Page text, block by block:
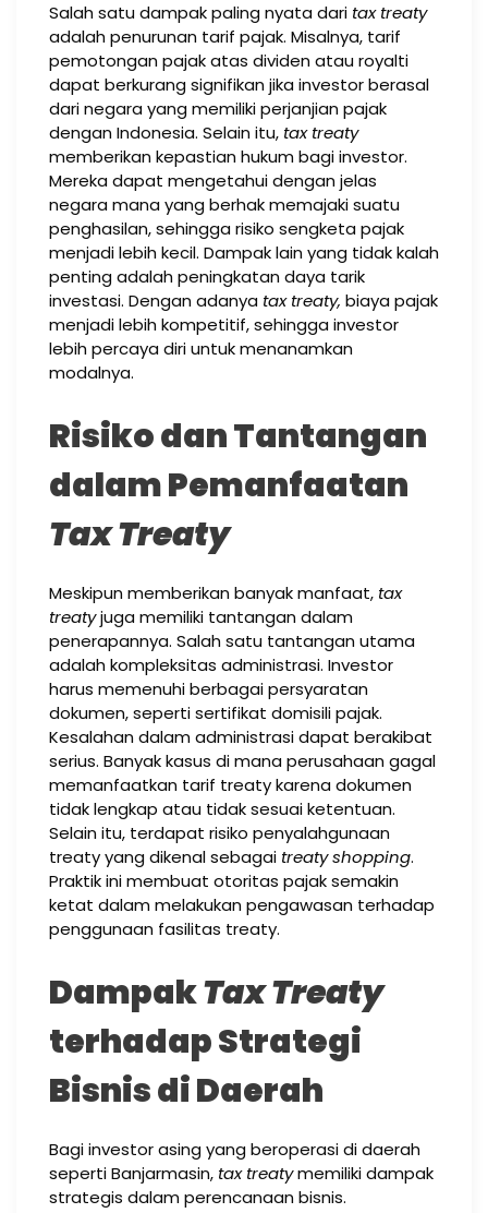
Salah satu dampak paling nyata dari tax treaty
adalah penurunan tarif pajak. Misalnya, tarif
pemotongan pajak atas dividen atau royalti
dapat berkurang signifikan jika investor berasal
dari negara yang memiliki perjanjian pajak
dengan Indonesia. Selain itu, tax treaty
memberikan kepastian hukum bagi investor.
Mereka dapat mengetahui dengan jelas
negara mana yang berhak memajaki suatu
penghasilan, sehingga risiko sengketa pajak
menjadi lebih kecil. Dampak lain yang tidak kalah
penting adalah peningkatan daya tarik
investasi. Dengan adanya tax treaty, biaya pajak
menjadi lebih kompetitif, sehingga investor
lebih percaya diri untuk menanamkan
modalnya.
Risiko dan Tantangan
dalam Pemanfaatan
Tax Treaty
Meskipun memberikan banyak manfaat, tax
treatyjuga memiliki tantangan dalam
penerapannya. Salah satu tantangan utama
adalah kompleksitas administrasi. Investor
harus memenuhi berbagai persyaratan
dokumen, seperti sertifikat domisili pajak.
Kesalahan dalam administrasi dapat berakibat
serius. Banyak kasus di mana perusahaan gagal
memanfaatkan tarif treaty karena dokumen
tidak lengkap atau tidak sesuai ketentuan.
Selain itu, terdapat risiko penyalahgunaan
treaty yang dikenal sebagai treaty shopping.
Praktik ini membuat otoritas pajak semakin
ketat dalam melakukan pengawasan terhadap
penggunaan fasilitas treaty.
DampakTax Treaty
terhadap Strategi
Bisnis di Daerah
Bagi investor asing yang beroperasi di daerah
seperti Banjarmasin, tax treatymemiliki dampak
strategis dalam perencanaan bisnis.